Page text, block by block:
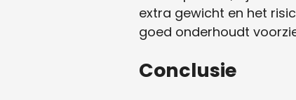
extra gewicht en het
goed onderhoudt
Conclusie